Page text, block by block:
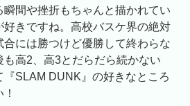
瞬間や挫折もちゃんと描かれてい
好きですね。高校バスケ界の絶対
には勝つけど優勝して終わらな
高2、高3とだらだら続かない
『SLAM DUNK』の好きなところ